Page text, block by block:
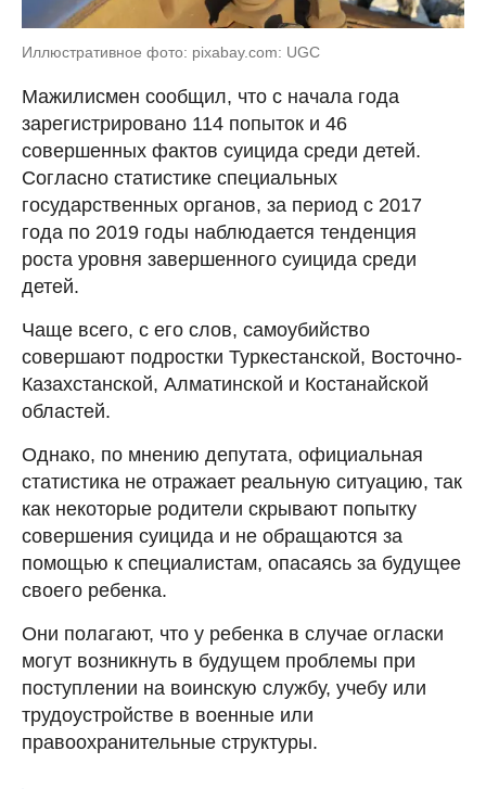
Иллюстративное фото: pixabay.com: UGC
Мажилисмен сообщил, что с начала года
зарегистрировано 114 попыток и 46
совершенных фактов суицида среди детей.
Согласно статистике специальных
государственных органов, за период с 2017
года по 2019 годы наблюдается тенденция
роста уровня завершенного суицида среди
детей.
Чаще всего, с его слов, самоубийство
совершают подростки Туркестанской, Восточно-
Казахстанской, Алматинской и Костанайской
областей.
Однако, по мнению депутата, официальная
статистика не отражает реальную ситуацию, так
как некоторые родители скрывают попытку
совершения суицида и не обращаются за
помощью к специалистам, опасаясь за будущее
своего ребенка.
Они полагают, что у ребенка в случае огласки
могут возникнуть в будущем проблемы при
поступлении на воинскую службу, учебу или
трудоустройстве в военные или
правоохранительные структуры.